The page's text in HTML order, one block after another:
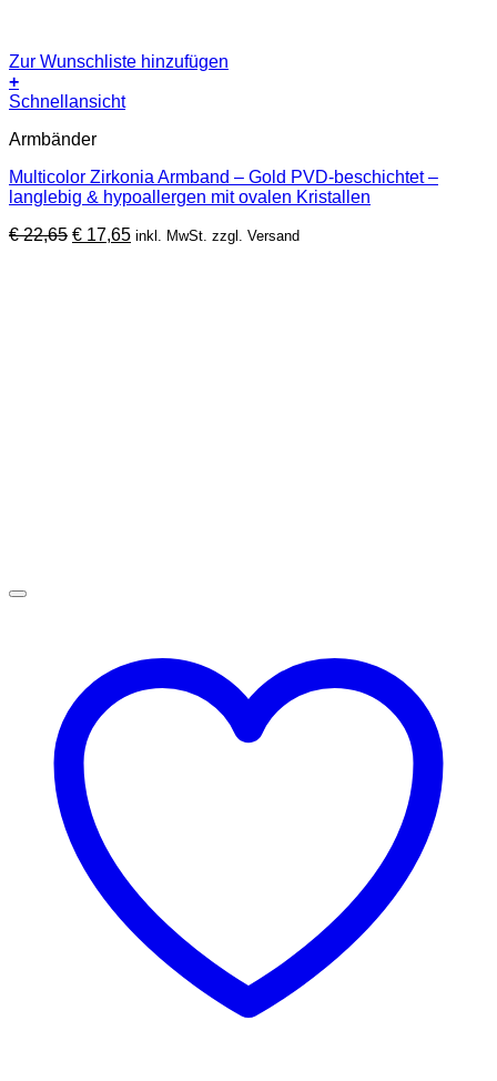
Zur Wunschliste hinzufügen
+
Schnellansicht
Armbänder
Multicolor Zirkonia Armband – Gold PVD-beschichtet –
langlebig & hypoallergen mit ovalen Kristallen
€22,65 Ursprünglicher
€ 17,65Aktueller
inkl. MwSt. zzgl. Versand